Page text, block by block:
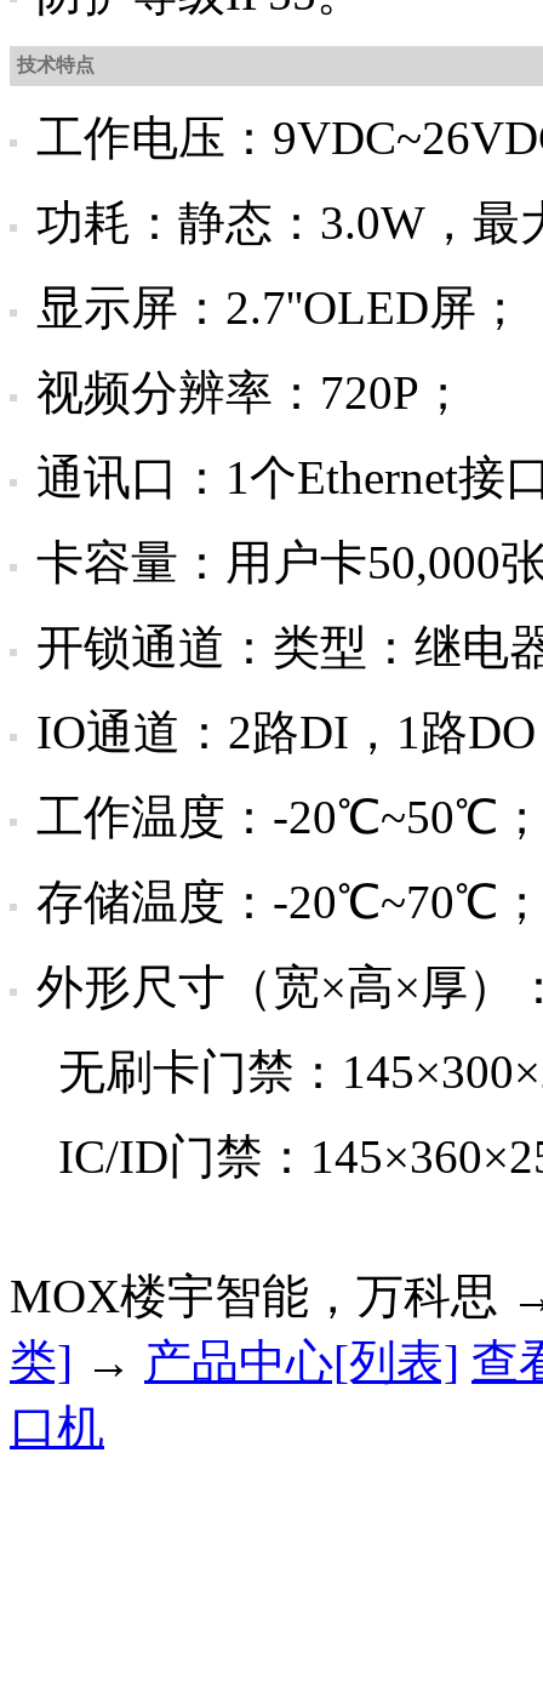
技术特点
工作电压：
功耗：静态：3.0W，最
显示屏：2.7''OLED屏；
视频分辨率：720P；
通讯口：1个Ethernet接
卡容量：用户卡50,000
开锁通道：类型：继电
IO通道：2路DI，1路
工作温度：-20℃~50℃
存储温度：-20℃~70℃
外形尺寸（宽×高×厚）
无刷卡门禁：
IC/ID门禁：
MOX楼宇智能，万科思
类] → 产品中心[列表] 查
口机